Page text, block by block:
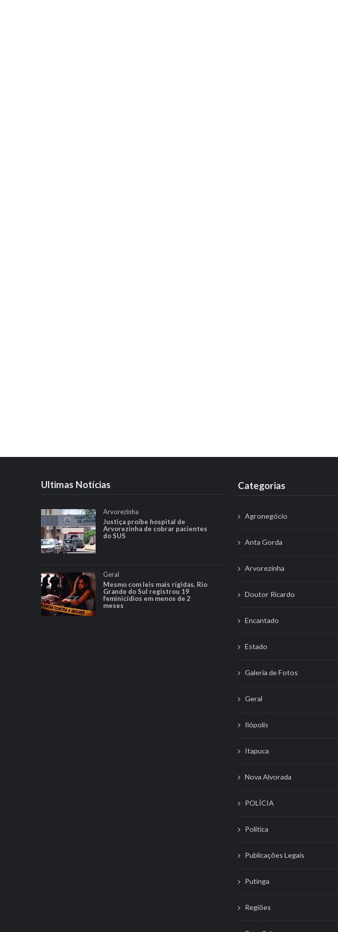
Ultimas Notícias
Arvorezinha
Justiça proíbe hospital de
Arvorezinha de cobrar pacientes
do SUS
Geral
Mesmo com leis mais rígidas, Rio
Grande do Sul registrou 19
feminicídios em menos de 2
meses
Categorias
Agronegócio
Anta Gorda
Arvorezinha
Doutor Ricardo
Encantado
Estado
Galeria de Fotos
Geral
Ilópolis
Itapuca
Nova Alvorada
POLÍCIA
Politíca
Publicações Legais
Putinga
Regiões